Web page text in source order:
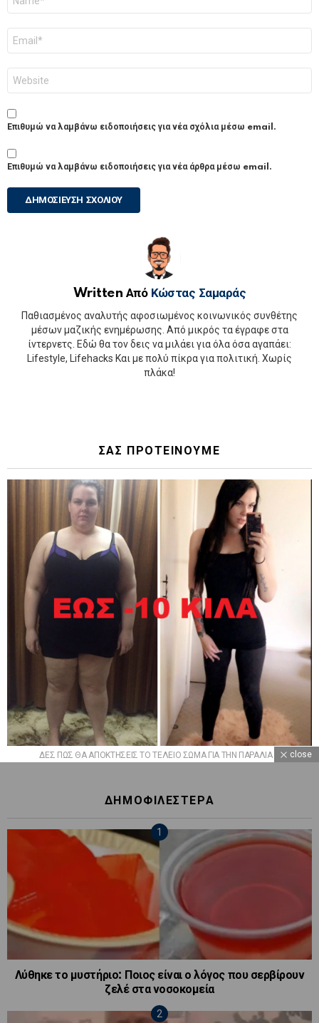
Επιθυμώ να λαμβάνω ειδοποιήσεις για νέα σχόλια μέσω email.
Επιθυμώ να λαμβάνω ειδοποιήσεις για νέα άρθρα μέσω email.
Written Από Κώστας Σαμαράς
Παθιασμένος αναλυτής αφοσιωμένος κοινωνικός συνθέτης
μέσων μαζικής ενημέρωσης. Από μικρός τα έγραφε στα
ίντερνετς. Εδώ θα τον δεις να μιλάει για όλα όσα αγαπάει:
Lifestyle, Lifehacks Και με πολύ πίκρα για πολιτική. Χωρίς
πλάκα!
ΣΑΣ ΠΡΟΤΕΙΝΟΥΜΕ
ΔΕΣ ΠΩΣ ΘΑ ΑΠΟΚΤΗΣΕΙΣ ΤΟ ΤΕΛΕΙΟ ΣΩΜΑ ΓΙΑ ΤΗΝ ΠΑΡΑΛΙΑ
ΔΗΜΟΦΙΛΕΣΤΕΡΑ
Λύθηκε το μυστήριο: Ποιος είναι ο λόγος που σερβίρουν
ζελέ στα νοσοκομεία
close